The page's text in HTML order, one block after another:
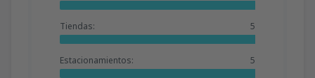
Tiendas: 5
Estacionamientos: 5